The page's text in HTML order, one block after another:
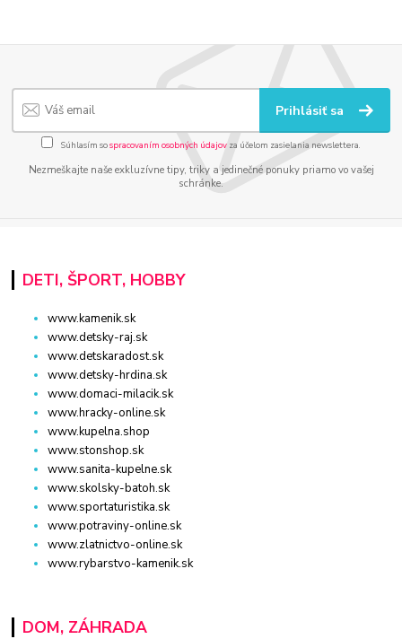
Prihlásiť sa
Súhlasím sospracovaním osobných údajov za účelom zasielania newslettera.
Nezmeškajte naše exkluzívne tipy, triky a jedinečné ponuky priamo vo vašej
schránke.
DETI, ŠPORT, HOBBY
www.kamenik.sk
www.detsky-raj.sk
www.detskaradost.sk
www.detsky-hrdina.sk
www.domaci-milacik.sk
www.hracky-online.sk
www.kupelna.shop
www.stonshop.sk
www.sanita-kupelne.sk
www.skolsky-batoh.sk
www.sportaturistika.sk
www.potraviny-online.sk
www.zlatnictvo-online.sk
www.rybarstvo-kamenik.sk
DOM, ZÁHRADA